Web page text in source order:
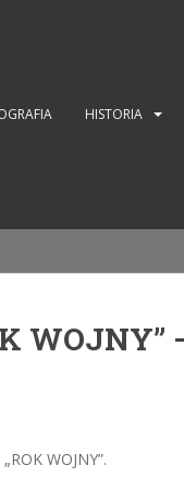
HISTORIA
WOJNY”
WOJNY”.